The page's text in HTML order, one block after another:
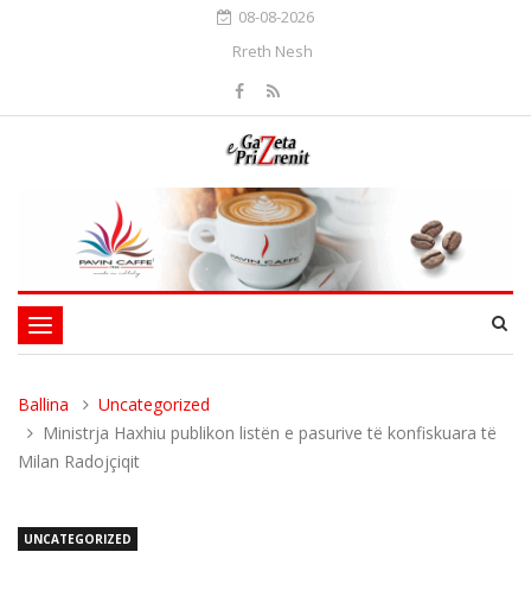
08-08-2026
Rreth Nesh
Toggle
navigation
Ballina
Uncategorized
Ministrja Haxhiu publikon listën e pasurive të konfiskuara të
Milan Radojçiqit
UNCATEGORIZED